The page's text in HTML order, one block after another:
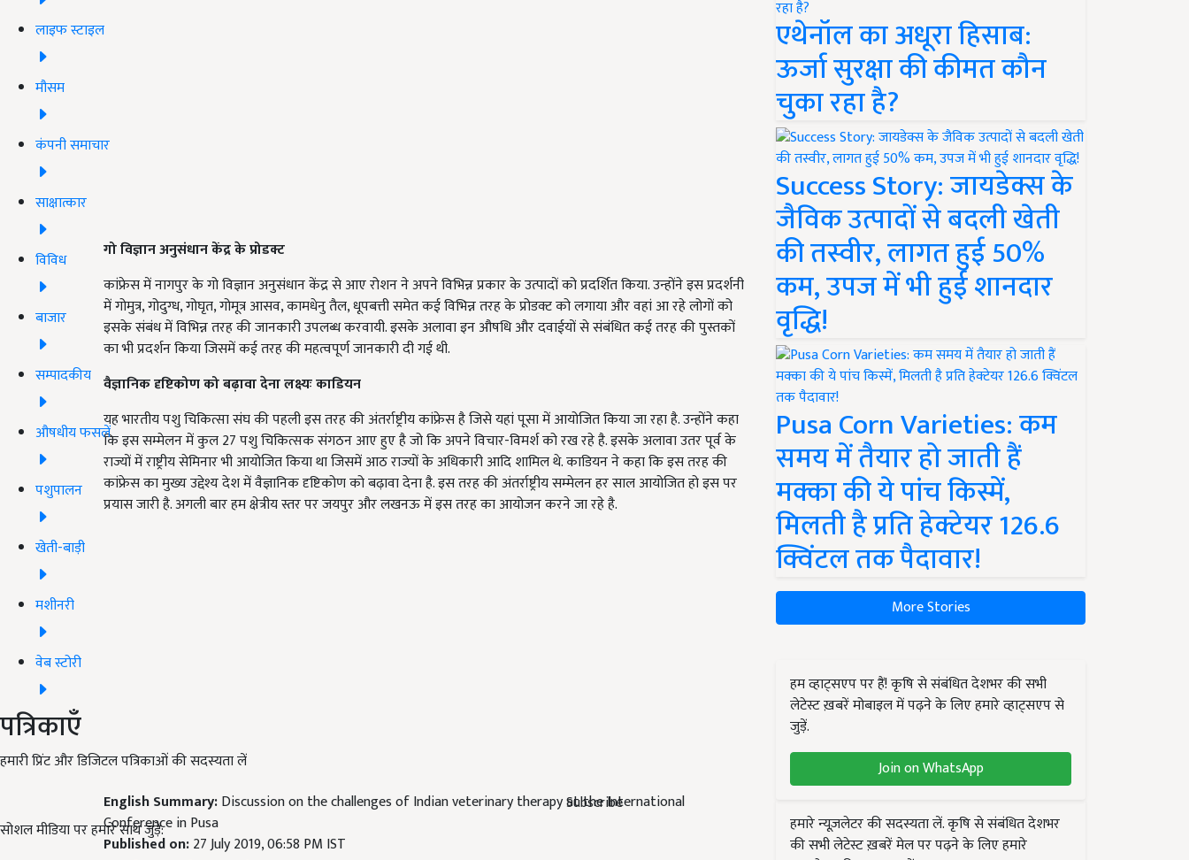
लाइफ स्टाइल
मौसम
कंपनी समाचार
साक्षात्कार
विविध
बाजार
सम्पादकीय
औषधीय फसलें
पशुपालन
खेती-बाड़ी
मशीनरी
वेब स्टोरी
पत्रिकाएँ
हमारी प्रिंट और डिजिटल पत्रिकाओं की सदस्यता लें
Subscribe
सोशल मीडिया पर हमारे साथ जुड़ें:
गो विज्ञान अनुसंधान केंद्र के प्रोडक्ट
कांफ्रेस में नागपुर के गो विज्ञान अनुसंधान केंद्र से आए रोशन ने अपने विभिन्न प्रकार के उत्पादों को प्रदर्शित किया. उन्होंने इस प्रदर्शनी
में गोमुत्र, गोदुग्ध, गोघृत, गोमूत्र आसव, कामधेनु तैल, धूपबत्ती समेत कई विभिन्न तरह के प्रोडक्ट को लगाया और वहां आ रहे लोगों को
इसके संबंध में विभिन्न तरह की जानकारी उपलब्ध करवायी. इसके अलावा इन औषधि और दवाईयों से संबंधित कई तरह की पुस्तकों
का भी प्रदर्शन किया जिसमें कई तरह की महत्वपूर्ण जानकारी दी गई थी.
वैज्ञानिक दृष्टिकोण को बढ़ावा देना लक्ष्यः काडियन
यह भारतीय पशु चिकित्सा संघ की पहली इस तरह की अंतर्राष्ट्रीय कांफ्रेस है जिसे यहां पूसा में आयोजित किया जा रहा है. उन्होंने कहा
कि इस सम्मेलन में कुल 27 पशु चिकित्सक संगठन आए हुए है जो कि अपने विचार-विमर्श को रख रहे है. इसके अलावा उतर पूर्व के
राज्यों में राष्ट्रीय सेमिनार भी आयोजित किया था जिसमें आठ राज्यों के अधिकारी आदि शामिल थे. काडियन ने कहा कि इस तरह की
कांफ्रेस का मुख्य उद्देश्य देश में वैज्ञानिक दृष्टिकोण को बढ़ावा देना है. इस तरह की अंतर्राष्ट्रीय सम्मेलन हर साल आयोजित हो इस पर
प्रयास जारी है. अगली बार हम क्षेत्रीय स्तर पर जयपुर और लखनऊ में इस तरह का आयोजन करने जा रहे है.
English Summary:Discussion on the challenges of Indian veterinary therapy at the International
Conference in Pusa
Published on:27 July 2019, 06:58 PM IST
एथेनॉल का अधूरा हिसाब:
ऊर्जा सुरक्षा की कीमत कौन
चुका रहा है?
Success Story: जायडेक्स के
जैविक उत्पादों से बदली खेती
की तस्वीर, लागत हुई 50%
कम, उपज में भी हुई शानदार
वृद्धि!
Pusa Corn Varieties: कम
समय में तैयार हो जाती हैं
मक्का की ये पांच किस्में,
मिलती है प्रति हेक्टेयर 126.6
क्विंटल तक पैदावार!
More Stories
हम व्हाट्सएप पर हैं! कृषि से संबंधित देशभर की सभी
लेटेस्ट ख़बरें मोबाइल में पढ़ने के लिए हमारे व्हाट्सएप से
जुड़ें.
Join on WhatsApp
हमारे न्यूज़लेटर की सदस्यता लें. कृषि से संबंधित देशभर
की सभी लेटेस्ट ख़बरें मेल पर पढ़ने के लिए हमारे